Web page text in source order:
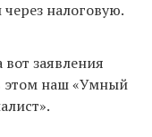
налоговую.
заявления
этом наш «Умный